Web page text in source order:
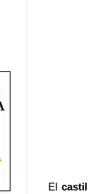
El